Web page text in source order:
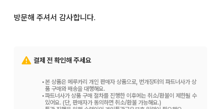
방문해 주셔서 감사합니다.
결제 전 확인해 주세요
•본 상품은 메루카리 개인 판매자 상품으로, 번개장터의 파트너사가 상
품 구매와 배송을 대행해요.
•파트너사가 상품 구매 절차를 진행한 이후에는 취소/환불이 제한될 수
있어요. (단, 판매자가 동의하면 취소/환불 가능해요.)